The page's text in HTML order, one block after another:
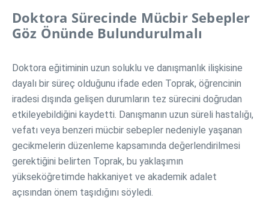
Doktora Sürecinde Mücbir Sebepler
Göz Önünde Bulundurulmalı
Doktora eğitiminin uzun soluklu ve danışmanlık ilişkisine
dayalı bir süreç olduğunu ifade eden Toprak, öğrencinin
iradesi dışında gelişen durumların tez sürecini doğrudan
etkileyebildiğini kaydetti. Danışmanın uzun süreli hastalığı,
vefatı veya benzeri mücbir sebepler nedeniyle yaşanan
gecikmelerin düzenleme kapsamında değerlendirilmesi
gerektiğini belirten Toprak, bu yaklaşımın
yükseköğretimde hakkaniyet ve akademik adalet
açısından önem taşıdığını söyledi.